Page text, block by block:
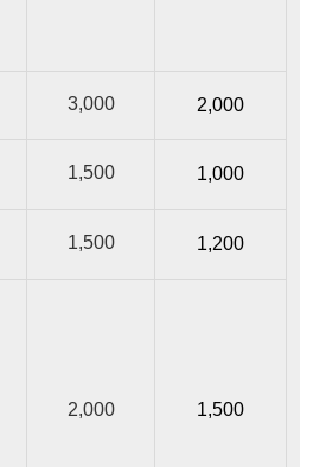
3,000 2,000
1,500 1,000
1,500 1,200
2,000 1,500